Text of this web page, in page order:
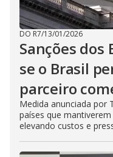
DO R7/13/01/2026
Sanções dos
se o Brasil
parceiro
Medida anunciada por
países que
elevando custos e